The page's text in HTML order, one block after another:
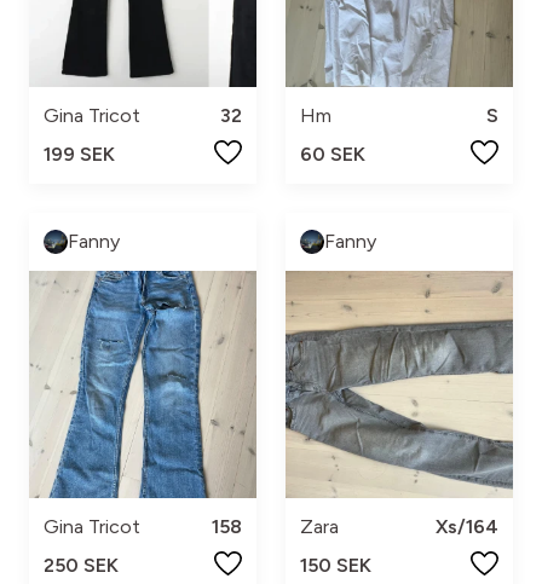
Gina Tricot
32
199 SEK
Hm
S
60 SEK
Fanny
Gina Tricot
158
250 SEK
Fanny
Zara
Xs/164
150 SEK